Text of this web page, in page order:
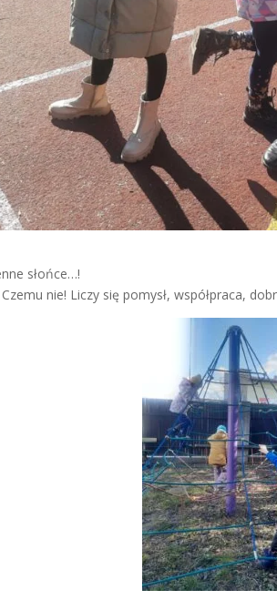
słońce…!
nie! Liczy się pomysł, współpraca,